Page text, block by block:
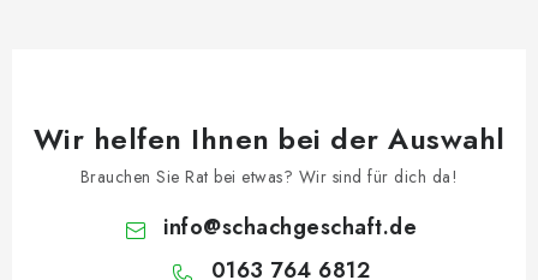
Wir helfen Ihnen bei der Auswahl
Brauchen Sie Rat bei etwas? Wir sind für dich da!
info@schachgeschaft.de
0163 764 6812